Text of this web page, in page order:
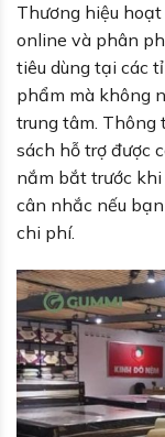
Thương hiệu
online và phân
tiêu dùng tại các
phẩm mà không
trung tâm. Thông
sách hỗ trợ được
nắm bắt trước
cân nhắc nếu
chi phí.